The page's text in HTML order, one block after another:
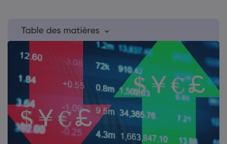
À propos de
Pourquoi
Bureaux mondiaux
Récompenses et
Aide et
FAQ
Centre d'aide
Données et
Sécurité en ligne
Divulgation des
Kit juridique
Kit juridique
Table des matières
1. Lundi
4. Jeudi
5. Vendredi